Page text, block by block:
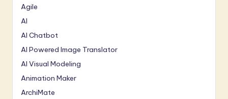
Agile
AI
AI Chatbot
AI Powered Image Translator
AI Visual Modeling
Animation Maker
ArchiMate